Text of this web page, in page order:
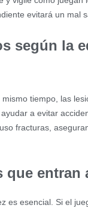
evitará un mal
según la
tiempo, las
a evitar
fracturas,
que entran
es esencial. Si el